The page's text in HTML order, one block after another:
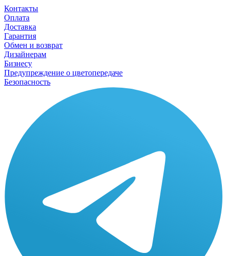
Контакты
Оплата
Доставка
Гарантия
Обмен и возврат
Дизайнерам
Бизнесу
Предупреждение о цветопередаче
Безопасность